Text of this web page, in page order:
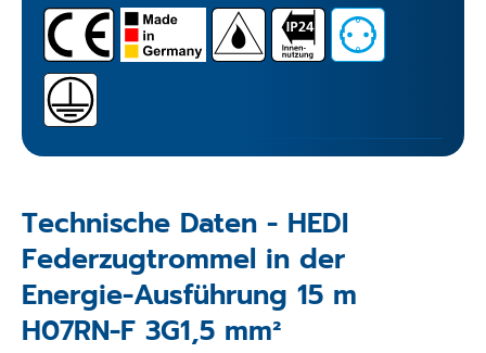
Technische Daten - HEDI
Federzugtrommel in der
Energie-Ausführung 15 m
H07RN-F 3G1,5 mm²